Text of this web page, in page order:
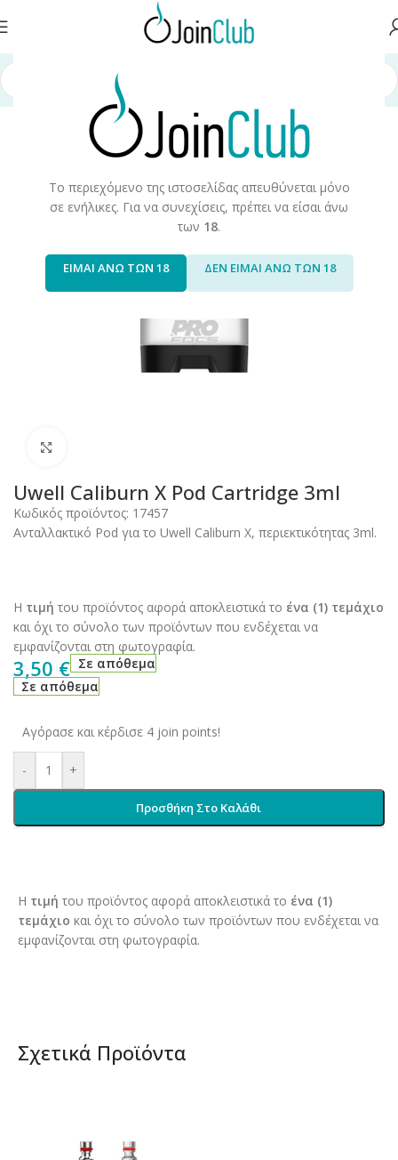
Το περιεχόμενο της ιστοσελίδας απευθύνεται μόνο
σε ενήλικες. Για να συνεχίσεις, πρέπει να είσαι άνω
των 18.
ΕΙΜΑΙ ΑΝΩ ΤΩΝ 18 ΔΕΝ ΕΙΜΑΙ ΑΝΩ ΤΩΝ 18
Συσκευές/Αναλώσιμα
Uwell Caliburn X Pod Cartridge 3ml
Κωδικός προϊόντος: 17457
Ανταλλακτικό Pod για το Uwell Caliburn X, περιεκτικότητας 3ml.
Η τιμή του προϊόντος αφορά αποκλειστικά το ένα (1) τεμάχιο
και όχι το σύνολο των προϊόντων που ενδέχεται να
εμφανίζονται στη φωτογραφία.
3,50 € Σε απόθεμα
Σε απόθεμα
Αγόρασε και κέρδισε 4 join points!
- +
Προσθήκη Στο Καλάθι
Η τιμή του προϊόντος αφορά αποκλειστικά το ένα (1)
τεμάχιο και όχι το σύνολο των προϊόντων που ενδέχεται να
εμφανίζονται στη φωτογραφία.
Σχετικά Προϊόντα